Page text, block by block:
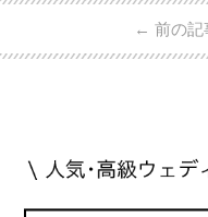
ビ 系 にて
#ファース
← 前の記